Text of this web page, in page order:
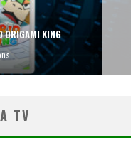
ORIGAMI KING
TV